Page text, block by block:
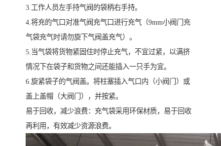
3.工作人员左手持气阀的袋柄右手持。
4.将充的气口对准气阀充气口进行充气（9mm小阀门充
气袋充气时请勿旋下气阀盖充气）。
5.当气袋将货物紧固住时停止充气，不宜过紧，以满挤
情况下在袋子和货物之间还能插入一只手为宜。
6.旋紧袋子的气阀盖。将柱塞插入气口内（小阀门）或
盖上盖帽（大阀门），并按紧。
易于回收，减少浪费：充气袋采用环保材质，易于回收
再利用，有效减少资源浪费。